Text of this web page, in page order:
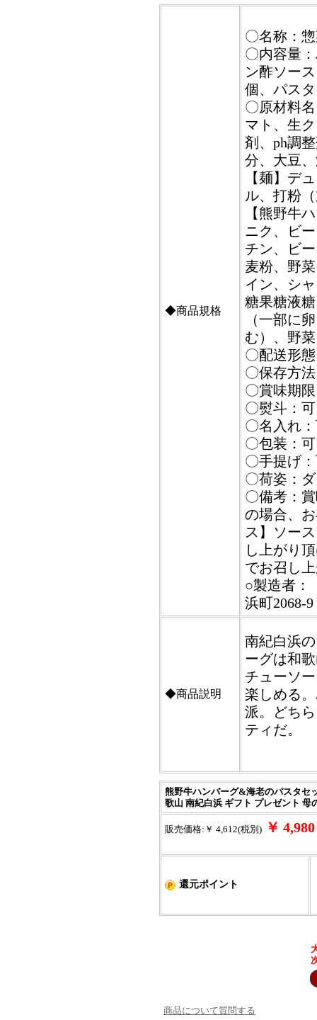
◆商品規格
〇名称：
〇内容量
ン酢ソー
個、パス
〇原材料
マト、生
剤、ph調
分、大豆
【麺】デ
ル、打粉
【熊野牛
ニク、ビ
チン、ビ
麦粉、野
イン、シ
糖果糖液
（一部に
む）、野菜
〇配送形
〇保存方
〇賞味期
〇熨斗：可
〇名入れ
〇包装：可
〇手提げ
〇荷姿：
〇備考：
の場合、
ス】ソー
し上がり
でお召し
○製造者：
浜町2068-9
◆商品説明
南紀白浜
ーグは和
チューソ
楽しめる
派。どち
ティだ。
熊野牛ハンバーグ&海老のパスタセ
歌山 南紀白浜 ギフト プレゼント 母
販売価格:￥ 4,612(税別) ￥
還元ポイント
商品について質問する